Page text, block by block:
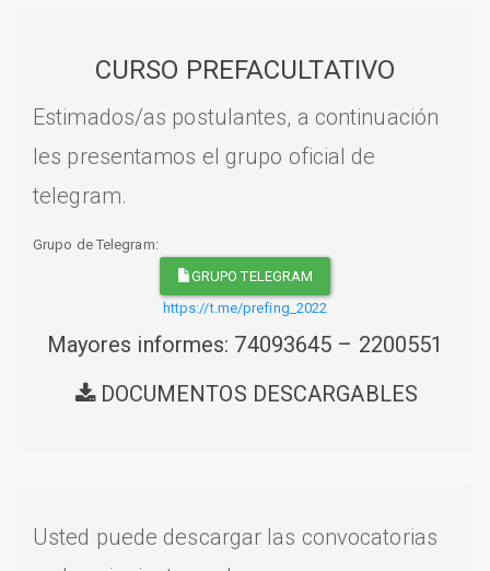
CURSO PREFACULTATIVO
Estimados/as postulantes, a continuación
les presentamos el grupo oficial de
telegram.
Grupo de Telegram:
GRUPO TELEGRAM
https://t.me/prefing_2022
Mayores informes: 74093645 – 2200551
DOCUMENTOS DESCARGABLES
Usted puede descargar las convocatorias